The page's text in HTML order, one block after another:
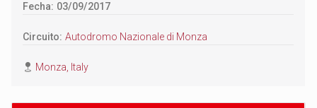
Fecha: 03/09/2017
Circuito:Autodromo Nazionale di Monza
Monza, Italy